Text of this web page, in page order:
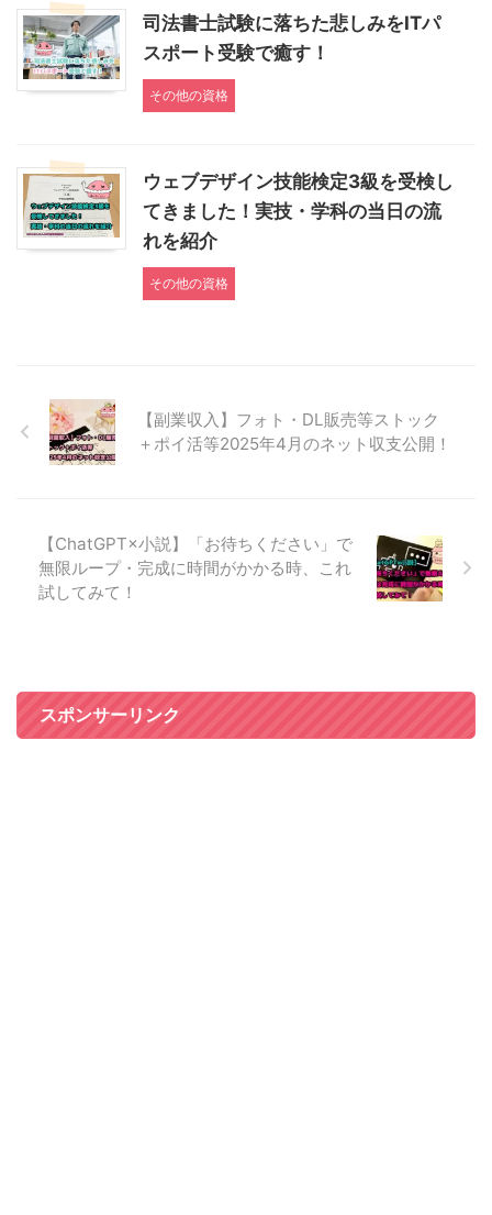
司法書士試験に落ちた悲しみをITパ
スポート受験で癒す！
その他の資格
ウェブデザイン技能検定3級を受検し
てきました！実技・学科の当日の流
れを紹介
その他の資格
【副業収入】フォト・DL販売等ストック
＋ポイ活等2025年4月のネット収支公開！
【ChatGPT×小説】「お待ちください」で
無限ループ・完成に時間がかかる時、これ
試してみて！
スポンサーリンク